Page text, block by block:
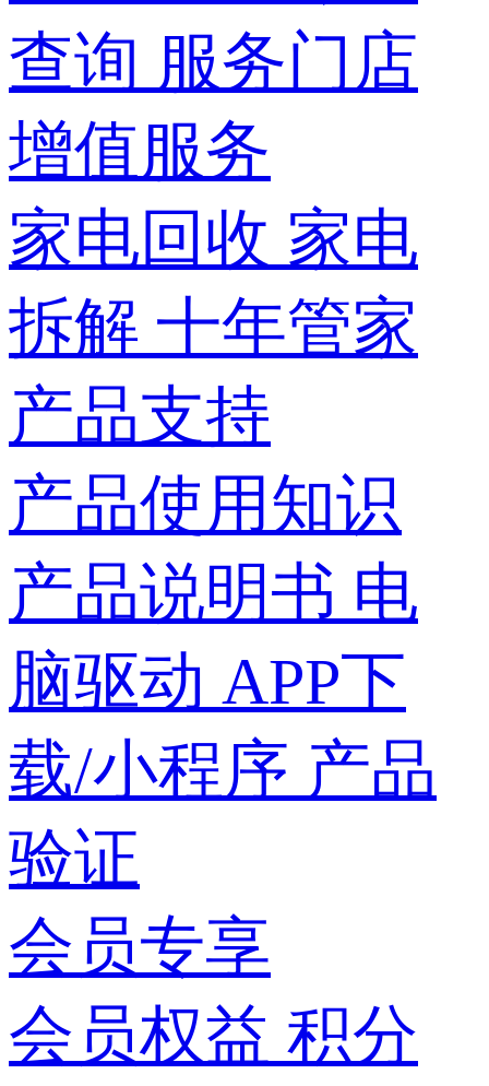
查询 服务门店
增值服务
家电回收 家电
拆解 十年管家
产品支持
产品使用知识
产品说明书 电
脑驱动 APP下
载/小程序 产品
验证
会员专享
会员权益 积分